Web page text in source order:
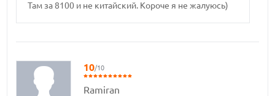
Там за 8100 и не китайский. Короче я не жалуюсь)
10/10
Ramiran